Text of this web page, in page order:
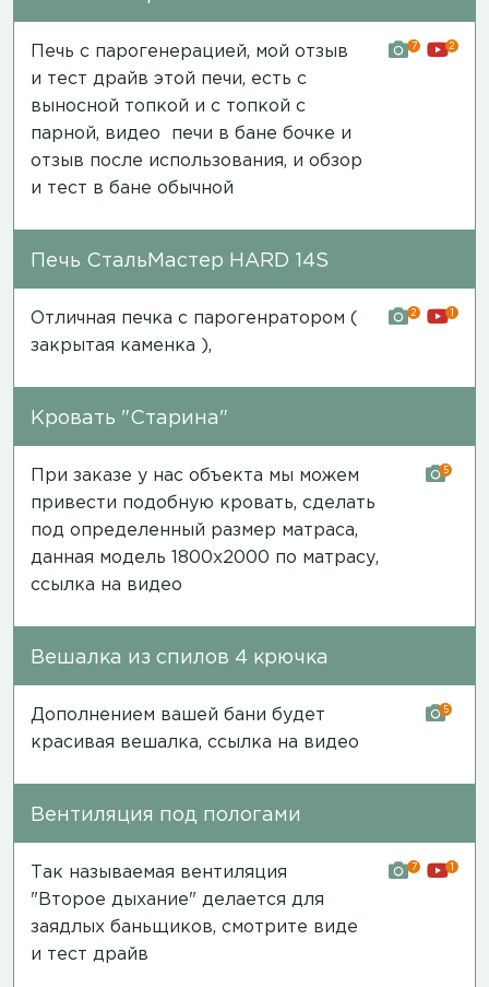
Печь с парогенерацией, мой отзыв
и тест драйв этой печи, есть с
выносной топкой и с топкой с
парной, видео печи в бане бочке и
отзыв после использования, и обзор
и тест в бане обычной
7 2
Печь СтальМастер HARD 14S
Отличная печка с парогенратором (
закрытая каменка ),
2 1
Кровать "Старина"
При заказе у нас объекта мы можем
привести подобную кровать, сделать
под определенный размер матраса,
данная модель 1800х2000 по матрасу,
ссылка на видео
5
Вешалка из спилов 4 крючка
Дополнением вашей бани будет
красивая вешалка, ссылка на видео
5
Вентиляция под пологами
Так называемая вентиляция
"Второе дыхание" делается для
заядлых баньщиков, смотрите виде
и тест драйв
7 1